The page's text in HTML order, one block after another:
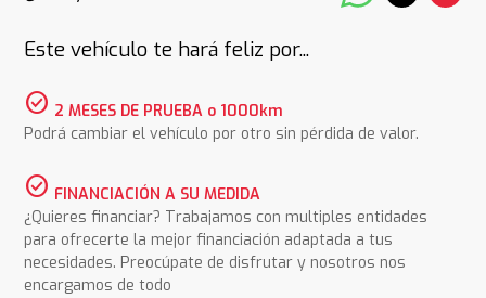
Este vehículo te hará feliz por...
check_circle 2 MESES DE PRUEBA o 1000km
Podrá cambiar el vehículo por otro sin pérdida de valor.
check_circle FINANCIACIÓN A SU MEDIDA
¿Quieres financiar? Trabajamos con multiples entidades
para ofrecerte la mejor financiación adaptada a tus
necesidades. Preocúpate de disfrutar y nosotros nos
encargamos de todo